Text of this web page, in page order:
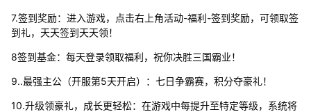
7.签到奖励：进入游戏，点击右上角活动-福利-签到奖励，可领取签
到礼，天天签到天天领！
8签到基金：每天登录领取福利，祝你决胜三国霸业！
9..最强主公（开服第5天开启）：七日争霸赛，积分夺豪礼！
10.升级领豪礼，成长更轻松：在游戏中每提升至特定等级，系统将